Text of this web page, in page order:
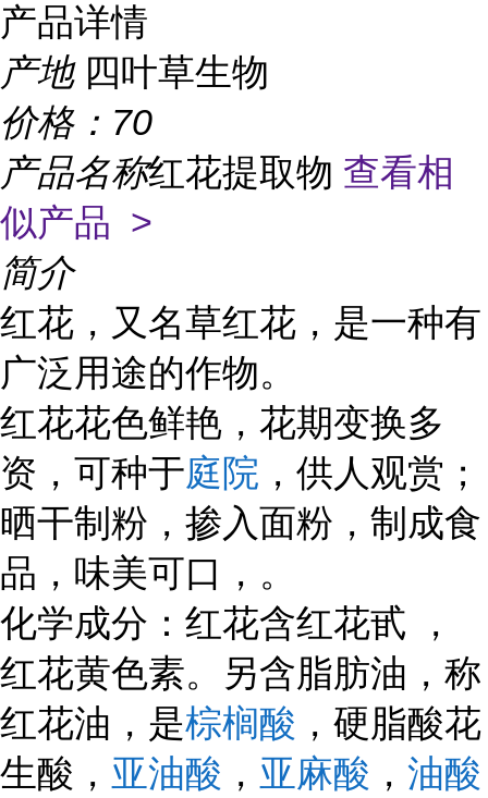
产品详情
产地 四叶草生物
价格： 70
产品名称红花提取物 查看相
似产品 >
简介
红花，又名草红花，是一种有
广泛用途的作物。
红花花色鲜艳，花期变换多
资，可种于庭院 ，供人观赏；
晒干制粉，掺入面粉，制成食
品，味美可口，。
化学成分：红花含红花甙 ，
红花黄色素。另含脂肪油，称
红花油，是棕榈酸 ，硬脂酸花
生酸， 亚油酸 ， 亚麻酸 ， 油酸